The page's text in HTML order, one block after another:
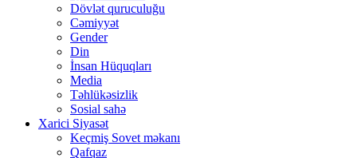
Dövlət quruculuğu
Cəmiyyət
Gender
Din
İnsan Hüquqları
Media
Təhlükəsizlik
Sosial sahə
Xarici Siyasət
Keçmiş Sovet məkanı
Qafqaz